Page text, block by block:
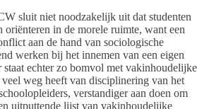
sluit niet noodzakelijk uit dat studenten
oriënteren in de morele ruimte, want een
aan de hand van sociologische
werken bij het innemen van een eigen
echter zo bomvol met vakinhoudelijke
weg heeft van disciplinering van het
verstandiger aan doen om
uitputtende lijst van vakinhoudelijke